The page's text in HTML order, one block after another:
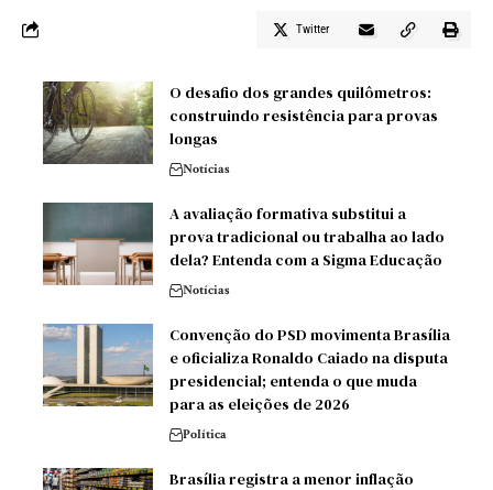
Twitter
O desafio dos grandes quilômetros:
construindo resistência para provas
longas
Notícias
A avaliação formativa substitui a
prova tradicional ou trabalha ao lado
dela? Entenda com a Sigma Educação
Notícias
Convenção do PSD movimenta Brasília
e oficializa Ronaldo Caiado na disputa
presidencial; entenda o que muda
para as eleições de 2026
Política
Brasília registra a menor inflação